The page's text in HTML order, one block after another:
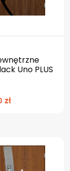
Uno PLUS
zł